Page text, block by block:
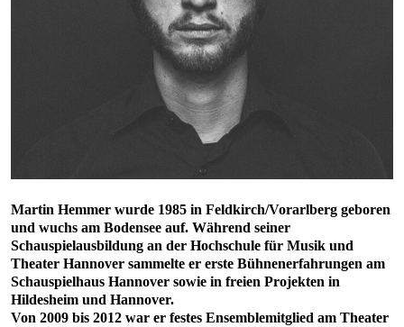
Martin Hemmer wurde 1985 in Feldkirch/Vorarlberg geboren
und wuchs am Bodensee auf. Während seiner
Schauspielausbildung an der Hochschule für Musik und
Theater Hannover sammelte er erste Bühnenerfahrungen am
Schauspielhaus Hannover sowie in freien Projekten in
Hildesheim und Hannover.
Von 2009 bis 2012 war er festes Ensemblemitglied am Theater